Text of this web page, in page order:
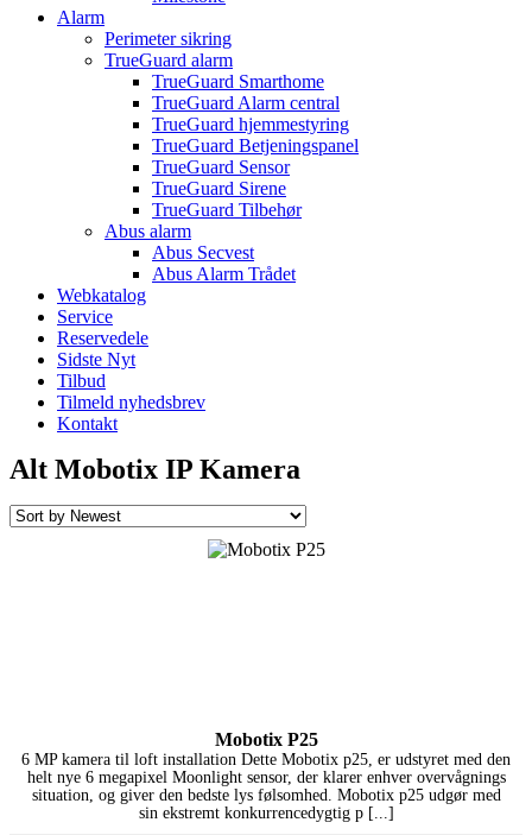
Alarm
Perimeter sikring
TrueGuard alarm
TrueGuard Smarthome
TrueGuard Alarm central
TrueGuard hjemmestyring
TrueGuard Betjeningspanel
TrueGuard Sensor
TrueGuard Sirene
TrueGuard Tilbehør
Abus alarm
Abus Secvest
Abus Alarm Trådet
Webkatalog
Service
Reservedele
Sidste Nyt
Tilbud
Tilmeld nyhedsbrev
Kontakt
Alt Mobotix IP Kamera
Mobotix P25
6 MP kamera til loft installation Dette Mobotix p25, er udstyret med den
helt nye 6 megapixel Moonlight sensor, der klarer enhver overvågnings
situation, og giver den bedste lys følsomhed. Mobotix p25 udgør med
sin ekstremt konkurrencedygtig p [...]